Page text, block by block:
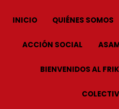
INICIO QUIÉNES SOMOS
ACCIÓN SOCIAL
BIENVENIDOS AL